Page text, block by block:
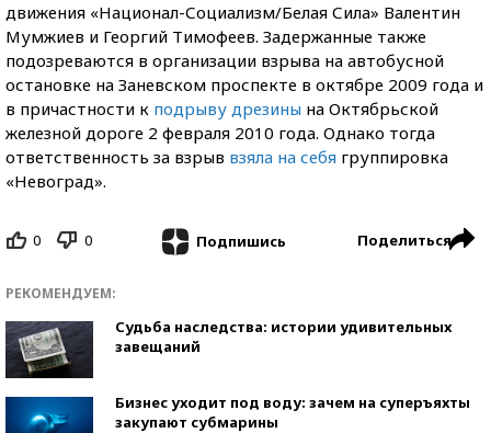
движения «Национал-Социализм/Белая Сила» Валентин
Мумжиев и Георгий Тимофеев. Задержанные также
подозреваются в организации взрыва на автобусной
остановке на Заневском проспекте в октябре 2009 года и
в причастности к подрыву дрезины на Октябрьской
железной дороге 2 февраля 2010 года. Однако тогда
ответственность за взрыв взяла на себя группировка
«Невоград».
0 0 Подпишись Поделиться
РЕКОМЕНДУЕМ:
Судьба наследства: истории удивительных
завещаний
Бизнес уходит под воду: зачем на суперъяхты
закупают субмарины